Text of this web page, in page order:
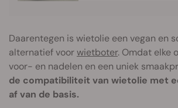
Daarentegen is wietolie een vegan en
alternatief voorwietboter. Omdat elke
voor- en nadelen en een uniek
de compatibiliteit van wietolie met
af van de basis.